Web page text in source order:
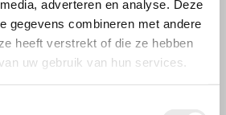
adverteren en analyse. Deze
gegevens combineren met andere
heeft verstrekt of die ze hebben
uw gebruik van hun services.